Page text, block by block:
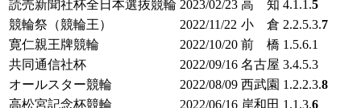
読売新聞社杯全日本選抜競輪 2023/02/23 高 知 4.1.1.5
競輪祭（競輪王）
2022/11/22 小 倉 2.2.5.3.7
寛仁親王牌競輪
2022/10/20 前 橋 1.5.6.1
共同通信社杯
2022/09/16 名古屋 3.4.5.3
オールスター競輪
2022/08/09 西武園 1.2.2.3.8
高松宮記念杯競輪
2022/06/16 岸和田 1.1.3.6